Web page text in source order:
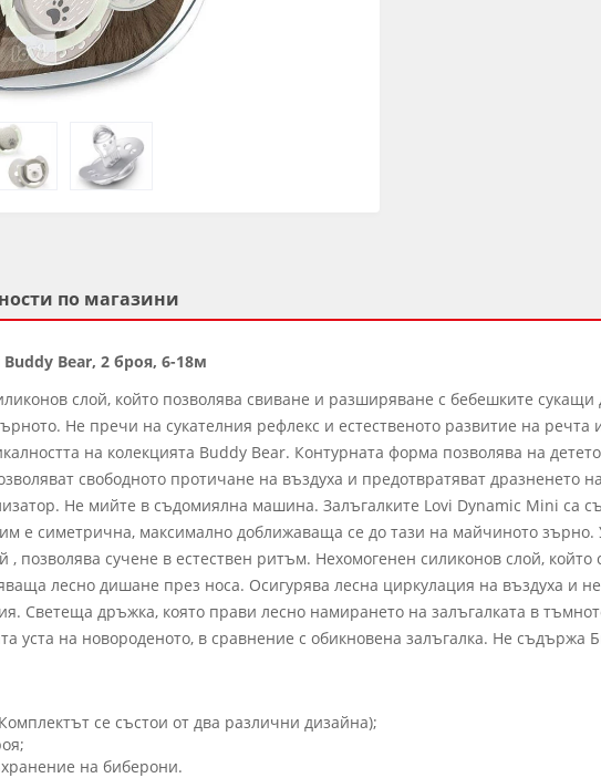
по магазини
Bear, 2 броя, 6-18м
слой, който позволява свиване и разширяване с бебешките
Не пречи на сукателния рефлекс и естественото развитие на
на колекцията Buddy Bear. Контурната форма позволява на
свободното протичане на въздуха и предотвратяват
Не мийте в съдомиялна машина. Залъгалките Lovi Dynamic Mini са
е симетрична, максимално доближаваща се до тази на майчиното
, позволява сучене в естествен ритъм. Нехомогенен силиконов слой,
лесно дишане през носа. Осигурява лесна циркулация на въздуха и
Светеща дръжка, която прави лесно намирането на залъгалката в
уста на новороденото, в сравнение с обикновена залъгалка. Не
се състои от два различни дизайна);
на биберони.